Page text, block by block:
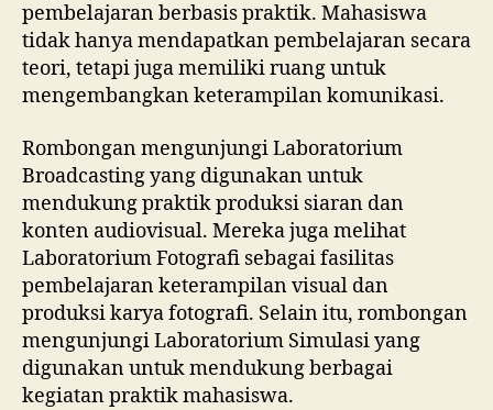
pembelajaran berbasis praktik. Mahasiswa
tidak hanya mendapatkan pembelajaran secara
teori, tetapi juga memiliki ruang untuk
mengembangkan keterampilan komunikasi.
Rombongan mengunjungi Laboratorium
Broadcasting yang digunakan untuk
mendukung praktik produksi siaran dan
konten audiovisual. Mereka juga melihat
Laboratorium Fotografi sebagai fasilitas
pembelajaran keterampilan visual dan
produksi karya fotografi. Selain itu, rombongan
mengunjungi Laboratorium Simulasi yang
digunakan untuk mendukung berbagai
kegiatan praktik mahasiswa.